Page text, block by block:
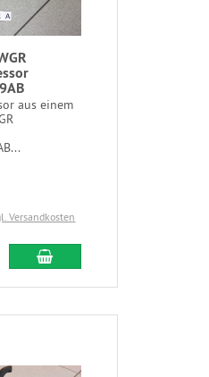
aus einem
Versandkosten